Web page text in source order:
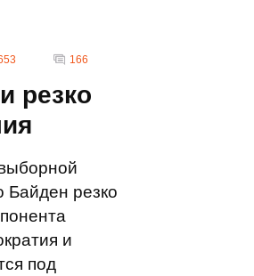
166
резко
Байден резко
и
под